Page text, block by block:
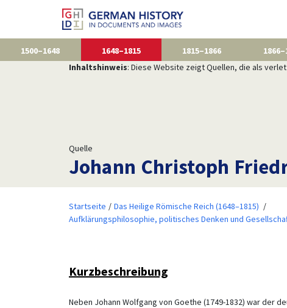
1500–1648 1648–1815 1815–1866
Inhaltshinweis: Diese Website zeigt Quellen, die als
Quelle
Johann Christoph
Startseite
Das Heilige Römische Reich (1648–1815)
Aufklärungsphilosophie, politisches Denken und
Kurzbeschreibung
Neben Johann Wolfgang von Goethe (1749-1832) war der